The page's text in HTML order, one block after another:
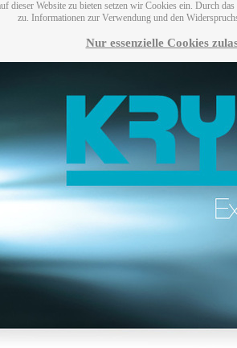
dieser Website zu bieten setzen wir Cookies ein. Durch
zu. Informationen zur Verwendung und den
Nur essenzielle Cookies